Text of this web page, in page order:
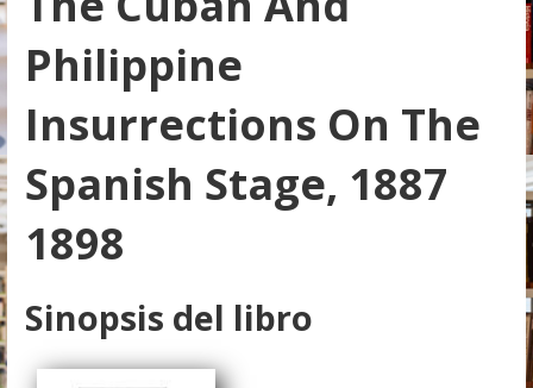
o
n
e
n
i
d
o
Philippine
Insurrections On The
Spanish Stage, 1887
1898
Sinopsis del libro